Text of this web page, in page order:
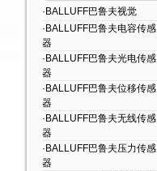
·BALLUFF巴鲁夫视觉
·BALLUFF巴鲁夫电容传感
器
·BALLUFF巴鲁夫光电传感
器
·BALLUFF巴鲁夫位移传感
器
·BALLUFF巴鲁夫无线传感
器
·BALLUFF巴鲁夫压力传感
器